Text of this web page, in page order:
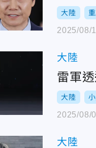
大陸
2025/08/
大陸
雷軍
大陸
2025/08/
大陸